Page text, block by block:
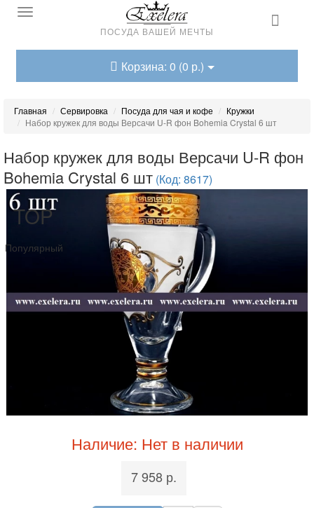
ПОСУДА ВАШЕЙ МЕЧТЫ
Корзина: 0 (0 р.)
Главная Сервировка Посуда для чая и кофе
Кружки
Набор кружек для воды Версачи U-R фон Bohemia Crystal 6 шт
Набор кружек для воды Версачи U-R фон
Bohemia Crystal 6 шт (Код: 8617)
TOP
Популярный
Наличие: Нет в наличии
7 958 р.